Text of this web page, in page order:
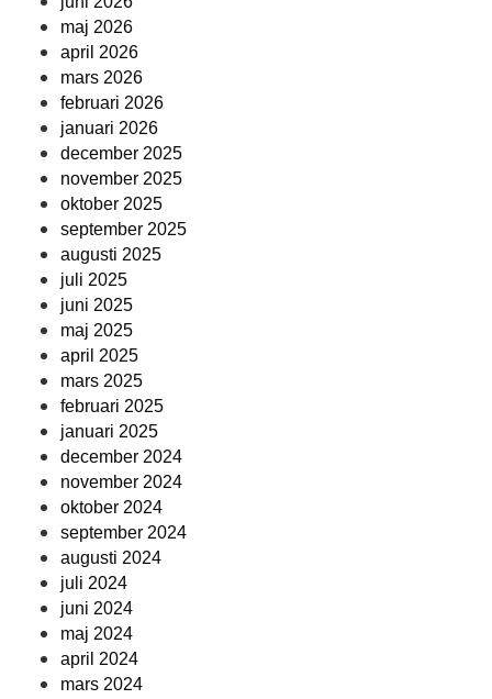
maj 2026
april 2026
mars 2026
februari 2026
januari 2026
december 2025
november 2025
oktober 2025
september 2025
augusti 2025
juli 2025
juni 2025
maj 2025
april 2025
mars 2025
februari 2025
januari 2025
december 2024
november 2024
oktober 2024
september 2024
augusti 2024
juli 2024
juni 2024
maj 2024
april 2024
mars 2024